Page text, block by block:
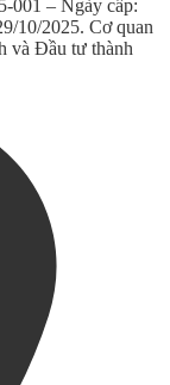
001 – Ngày cấp:
10/2025. Cơ quan
và Đầu tư thành